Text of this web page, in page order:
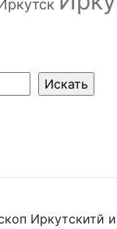
Иркутскитй